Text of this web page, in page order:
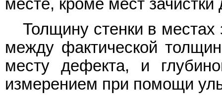
месте, кроме мест зачистки
Толщину стенки в местах
между фактической
месту дефекта, и
измерением при помощи